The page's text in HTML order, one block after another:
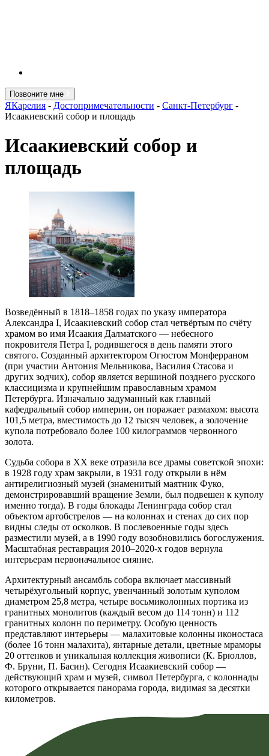
Позвоните мне
ЯКарелия - Достопримечательности - Санкт-Петербург -
Исаакиевский собор и площадь
Исаакиевский собор и
площадь
Возведённый в 1818–1858 годах по указу императора
Александра I, Исаакиевский собор стал четвёртым по счёту
храмом во имя Исаакия Далматского — небесного
покровителя Петра I, родившегося в день памяти этого
святого. Созданный архитектором Огюстом Монферраном
(при участии Антония Мельникова, Василия Стасова и
других зодчих), собор является вершиной позднего русского
классицизма и крупнейшим православным храмом
Петербурга. Изначально задуманный как главный
кафедральный собор империи, он поражает размахом: высота
101,5 метра, вместимость до 12 тысяч человек, а золочение
купола потребовало более 100 килограммов червонного
золота.
Судьба собора в XX веке отразила все драмы советской эпохи:
в 1928 году храм закрыли, в 1931 году открыли в нём
антирелигиозный музей (знаменитый маятник Фуко,
демонстрировавший вращение Земли, был подвешен к куполу
именно тогда). В годы блокады Ленинграда собор стал
объектом артобстрелов — на колоннах и стенах до сих пор
видны следы от осколков. В послевоенные годы здесь
разместили музей, а в 1990 году возобновились богослужения.
Масштабная реставрация 2010–2020-х годов вернула
интерьерам первоначальное сияние.
Архитектурный ансамбль собора включает массивный
четырёхугольный корпус, увенчанный золотым куполом
диаметром 25,8 метра, четыре восьмиколонных портика из
гранитных монолитов (каждый весом до 114 тонн) и 112
гранитных колонн по периметру. Особую ценность
представляют интерьеры — малахитовые колонны иконостаса
(более 16 тонн малахита), янтарные детали, цветные мраморы
20 оттенков и уникальная коллекция живописи (К. Брюллов,
Ф. Бруни, П. Басин). Сегодня Исаакиевский собор —
действующий храм и музей, символ Петербурга, с колоннады
которого открывается панорама города, видимая за десятки
километров.